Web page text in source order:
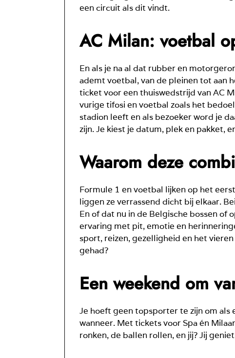
een circuit als dit vindt.
AC Milan: voetbal
En als je na al dat rubber en
ademt voetbal, van de pleinen tot aan
ticket voor een thuiswedstrijd van AC
vurige tifosi en voetbal zoals het
stadion leeft en als bezoeker word je
zijn. Je kiest je datum, plek en pakket,
Waarom deze
Formule 1 en voetbal lijken op het
liggen ze verrassend dicht bij elkaar.
En of dat nu in de Belgische bossen of
ervaring met pit, emotie en
sport, reizen, gezelligheid en het vieren
gehad?
Een weekend om
Je hoeft geen topsporter te zijn om als
wanneer. Met tickets voor Spa én
ronken, de ballen rollen, en jij? Jij